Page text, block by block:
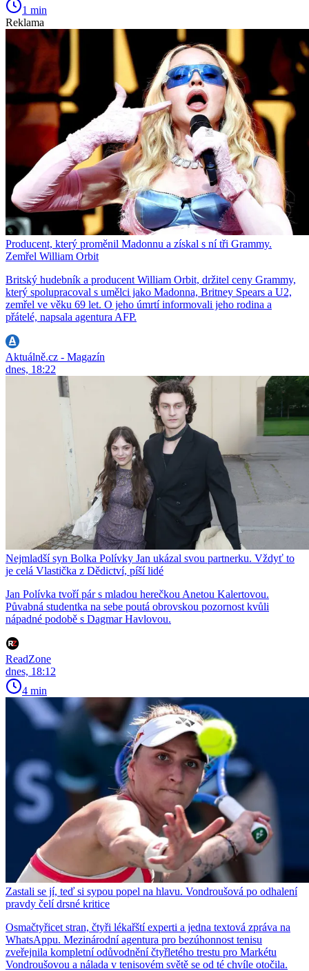
1 min
Reklama
Producent, který proměnil Madonnu a získal s ní tři Grammy.
Zemřel William Orbit
Britský hudebník a producent William Orbit, držitel ceny Grammy,
který spolupracoval s umělci jako Madonna, Britney Spears a U2,
zemřel ve věku 69 let. O jeho úmrtí informovali jeho rodina a
přátelé, napsala agentura AFP.
Aktuálně.cz - Magazín
dnes, 18:22
Nejmladší syn Bolka Polívky Jan ukázal svou partnerku. Vždyť to
je celá Vlastička z Dědictví, píší lidé
Jan Polívka tvoří pár s mladou herečkou Anetou Kalertovou.
Půvabná studentka na sebe poutá obrovskou pozornost kvůli
nápadné podobě s Dagmar Havlovou.
ReadZone
dnes, 18:12
4 min
Zastali se jí, teď si sypou popel na hlavu. Vondroušová po odhalení
pravdy čelí drsné kritice
Osmačtyřicet stran, čtyři lékařští experti a jedna textová zpráva na
WhatsAppu. Mezinárodní agentura pro bezúhonnost tenisu
zveřejnila kompletní odůvodnění čtyřletého trestu pro Markétu
Vondroušovou a nálada v tenisovém světě se od té chvíle otočila.